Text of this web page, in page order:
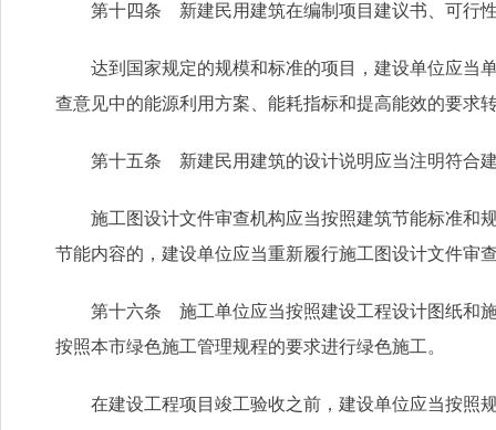
第十四条 新建民用建筑在编制项目建议书、可行性
达到国家规定的规模和标准的项目，建设单位应当单
查意见中的能源利用方案、能耗指标和提高能效的要求
第十五条 新建民用建筑的设计说明应当注明符合建
施工图设计文件审查机构应当按照建筑节能标准和规
节能内容的，建设单位应当重新履行施工图设计文件审
第十六条 施工单位应当按照建设工程设计图纸和施
按照本市绿色施工管理规程的要求进行绿色施工。
在建设工程项目竣工验收之前，建设单位应当按照